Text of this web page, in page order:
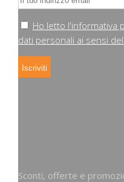
Ho letto l'informativa
dati personali ai sensi
Sconti, offerte e